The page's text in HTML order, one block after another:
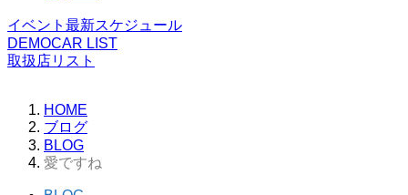
イベント最新スケジュール
DEMOCAR LIST
取扱店リスト
HOME
ブログ
BLOG
愛ですね